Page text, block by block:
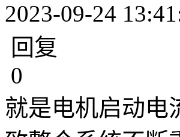
2023-09-24
回复
0
就是电机启动电